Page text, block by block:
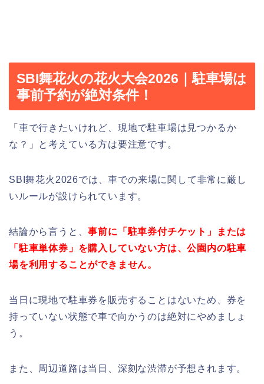
SBI舞花火の花火大会2026｜駐車場は
事前予約が絶対条件！
「車で行きたいけれど、現地で駐車場は見つかるか
な？」と考えている方は要注意です。
SBI舞花火2026では、車での来場に関して非常に厳し
いルールが設けられています。
結論から言うと、事前に「駐車券付チケット」または
「駐車単体券」を購入していない方は、公園内の駐車
場を利用することができません。
当日に現地で駐車券を販売することはないため、券を
持っていない状態で車で向かうのは絶対にやめましょ
う。
また、周辺道路は当日、深刻な渋滞が予想されます。